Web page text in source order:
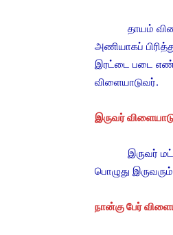
தாயம்
அணியாகப்
இரட்டை படை
விளையாடுவர்.
இருவர்
இருவர்
பொழுது
நான்கு பேர்